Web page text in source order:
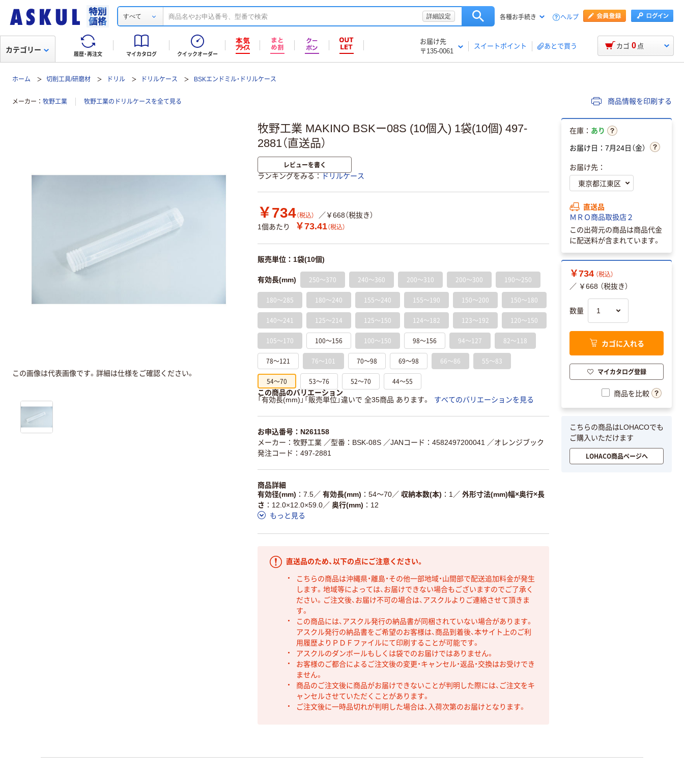
すべて 詳細設定 各種お手続き ヘルプ
履歴・再注文 マイカタログ クイックオーダー
お届け先
〒135-0061
スイートポイント あとで買う
カテゴリー カゴ 0 点
ホーム 切削工具/研磨材 ドリル ドリルケース BSKエンドミル・ドリルケース
メーカー 牧野工業 牧野工業のドリルケースを全て見る 商品情報を印刷する
牧野工業 MAKINO BSKー08S (10個入) 1袋(10個) 497-
2881（直送品）
レビューを書く
ランキングをみる ドリルケース
￥734（税込）
／￥668（税抜き）
1個あたり
￥73.41（税込）
販売単位：1袋(10個)
有効長(mm) 250～370 240～360 200～310 200～300 190～250
180～285 180～240 155～240 155～190 150～200 150～180
140～241 125～214 125～150 124～182 123～192 120～150
105～170 100～156 100～150 98～156 94～127 82～118
78～121 76～101 70～98 69～98 66～86 55～83
54～70 53～76 52～70 44～55
この商品のバリエーション
「有効長(mm)」「販売単位」違いで 全35商品 あります。
すべてのバリエーションを見る
お申込番号：N261158
メーカー：牧野工業 ／型番：BSK-08S ／JANコード：4582497200041 ／オレンジブック
発注コード：497-2881
商品詳細
有効径(mm)
7.5／ 有効長(mm) 54～70／ 収納本数(本) 1 ／ 外形寸法(mm)幅×奥行×長
さ
12.0×12.0×59.0／ 奥行(mm)
12
もっと見る
直送品のため、以下の点にご注意ください。
こちらの商品は沖縄県・離島・その他一部地域・山間部で配送追加料金が発生
します。地域等によっては、お届けできない場合もございますのでご了承く
ださい。ご注文後、お届け不可の場合は、アスクルよりご連絡させて頂きま
す。
この商品には、アスクル発行の納品書が同梱されていない場合があります。
アスクル発行の納品書をご希望のお客様は、商品到着後、本サイト上のご利
用履歴よりＰＤＦファイルにて印刷することが可能です。
アスクルのダンボールもしくは袋でのお届けではありません。
お客様のご都合によるご注文後の変更・キャンセル・返品・交換はお受けでき
ません。
商品のご注文後に商品がお届けできないことが判明した際には、ご注文をキ
ャンセルさせていただくことがあります。
ご注文後に一時品切れが判明した場合は、入荷次第のお届けとなります。
この画像は代表画像です。詳細は仕様をご確認ください。
在庫： あり
お届け日：7月24日（金）
お届け先：
直送品
ＭＲＯ商品取扱店２
この出荷元の商品は商品代金
に配送料が含まれています。
￥734 （税込）
／ ￥668 （税抜き）
数量
カゴに入れる
マイカタログ登録
商品を比較
こちらの商品はLOHACOでも
ご購入いただけます
LOHACO商品ページへ